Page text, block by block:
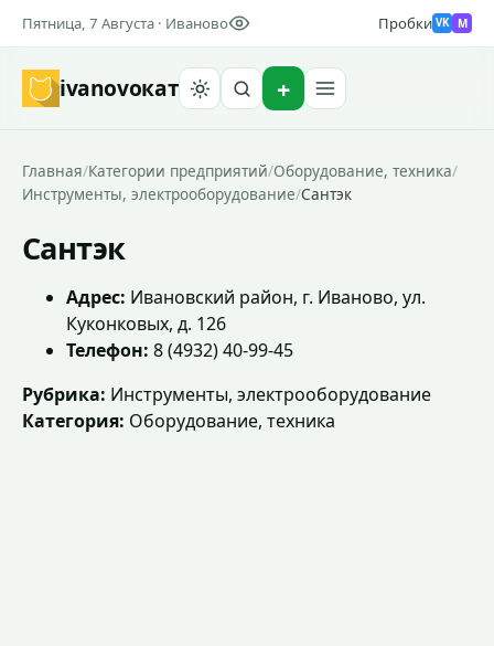
Пятница, 7 Августа · Иваново Пробки VK M
ivanovoкат
Найти
Главная/Категории предприятий/Оборудование, техника/
Инструменты, электрооборудование/Сантэк
Сантэк
Адрес: Ивановский район, г. Иваново, ул.
Куконковых, д. 126
Телефон: 8 (4932) 40-99-45
Рубрика: Инструменты, электрооборудование
Категория: Оборудование, техника